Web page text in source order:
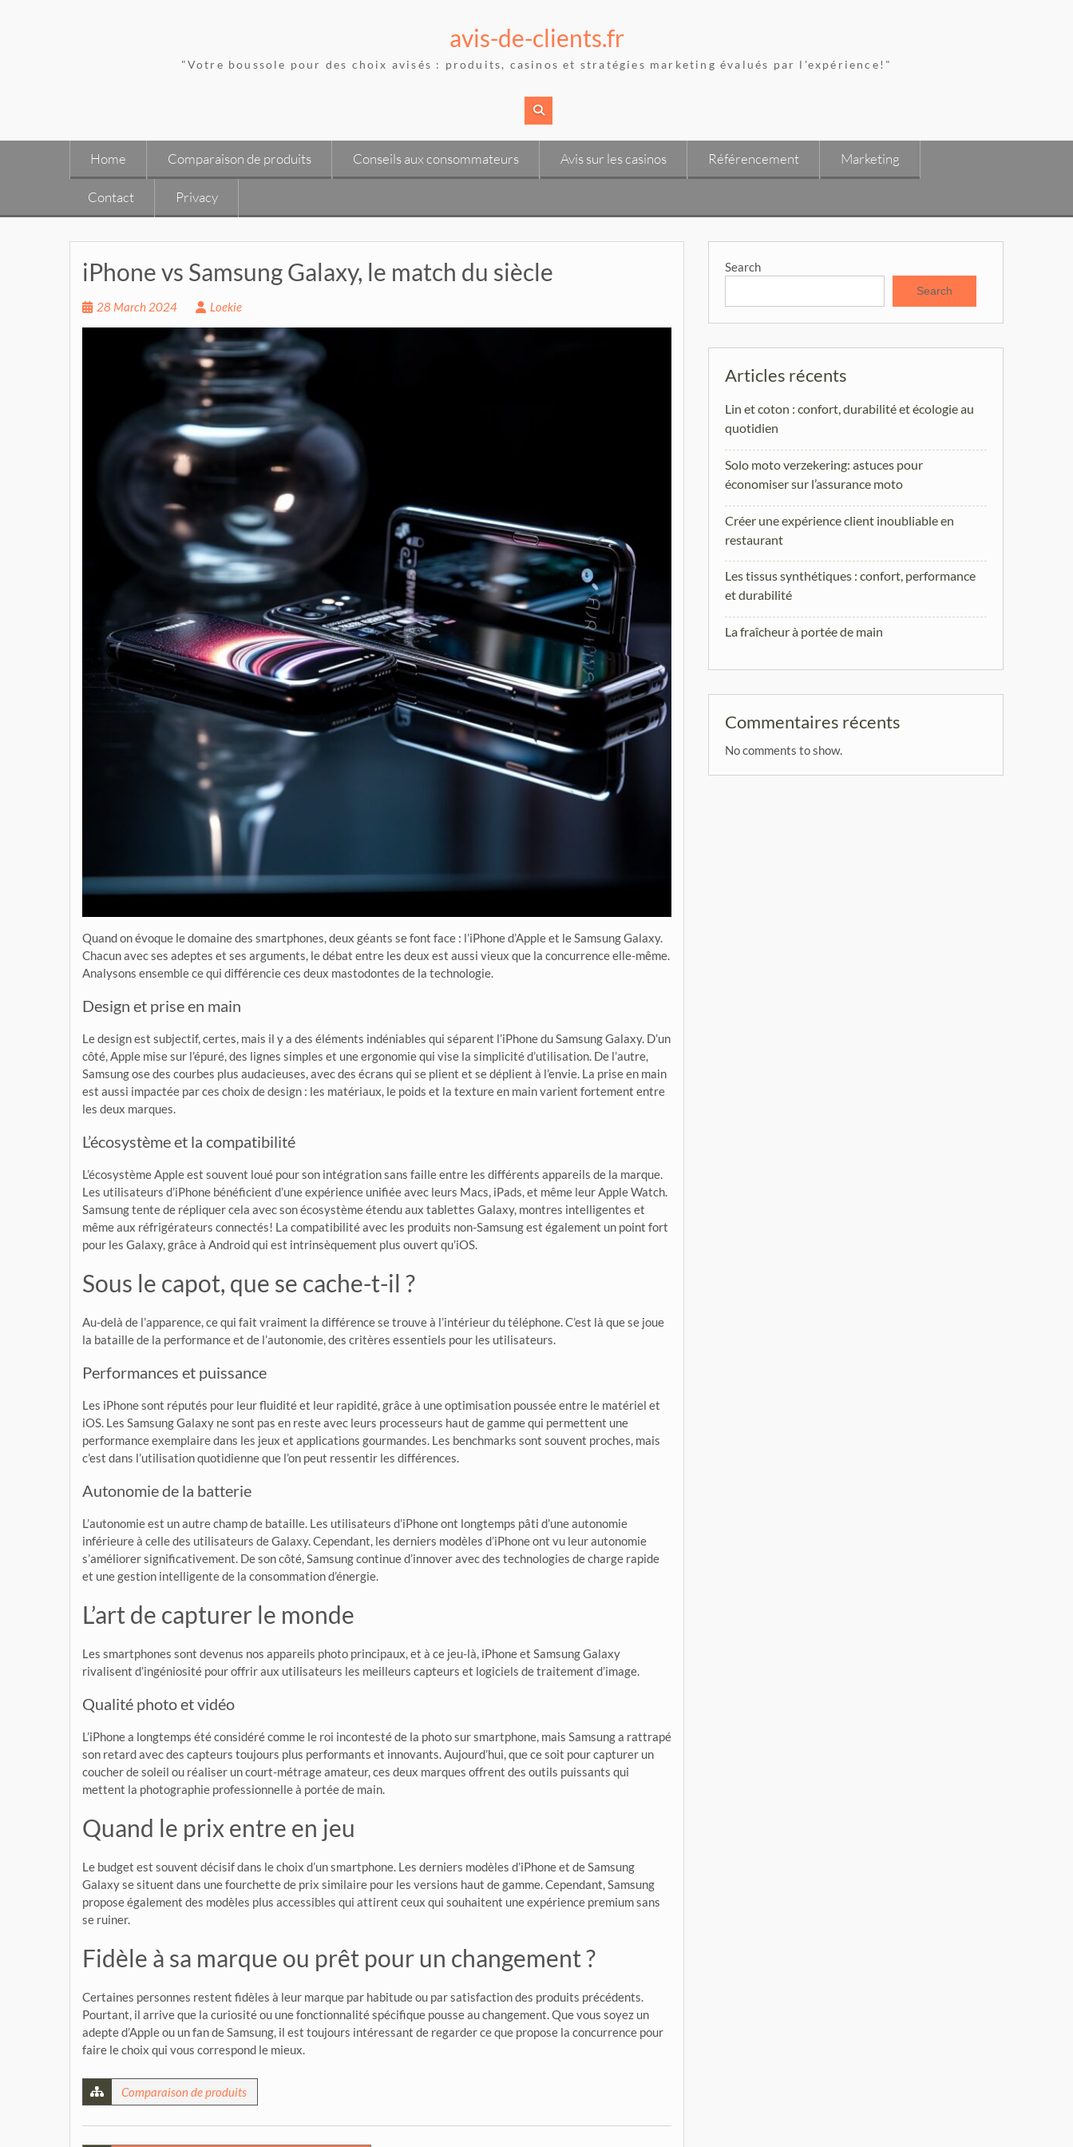
avis-de-clients.fr
"Votre boussole pour des choix avisés : produits, casinos et stratégies marketing évalués par l'expérience!"
Home Comparaison de produits Conseils aux consommateurs Avis sur les casinos Référencement Marketing
Contact Privacy
iPhone vs Samsung Galaxy, le match du siècle
28 March 2024 Loekie
Quand on évoque le domaine des smartphones, deux géants se font face : l’iPhone d’Apple et le Samsung Galaxy.
Chacun avec ses adeptes et ses arguments, le débat entre les deux est aussi vieux que la concurrence elle-même.
Analysons ensemble ce qui différencie ces deux mastodontes de la technologie.
Design et prise en main
Le design est subjectif, certes, mais il y a des éléments indéniables qui séparent l’iPhone du Samsung Galaxy. D’un
côté, Apple mise sur l’épuré, des lignes simples et une ergonomie qui vise la simplicité d’utilisation. De l’autre,
Samsung ose des courbes plus audacieuses, avec des écrans qui se plient et se déplient à l’envie. La prise en main
est aussi impactée par ces choix de design : les matériaux, le poids et la texture en main varient fortement entre
les deux marques.
L’écosystème et la compatibilité
L’écosystème Apple est souvent loué pour son intégration sans faille entre les différents appareils de la marque.
Les utilisateurs d’iPhone bénéficient d’une expérience unifiée avec leurs Macs, iPads, et même leur Apple Watch.
Samsung tente de répliquer cela avec son écosystème étendu aux tablettes Galaxy, montres intelligentes et
même aux réfrigérateurs connectés! La compatibilité avec les produits non-Samsung est également un point fort
pour les Galaxy, grâce à Android qui est intrinsèquement plus ouvert qu’iOS.
Sous le capot, que se cache-t-il ?
Au-delà de l’apparence, ce qui fait vraiment la différence se trouve à l’intérieur du téléphone. C’est là que se joue
la bataille de la performance et de l’autonomie, des critères essentiels pour les utilisateurs.
Performances et puissance
Les iPhone sont réputés pour leur fluidité et leur rapidité, grâce à une optimisation poussée entre le matériel et
iOS. Les Samsung Galaxy ne sont pas en reste avec leurs processeurs haut de gamme qui permettent une
performance exemplaire dans les jeux et applications gourmandes. Les benchmarks sont souvent proches, mais
c’est dans l’utilisation quotidienne que l’on peut ressentir les différences.
Autonomie de la batterie
L’autonomie est un autre champ de bataille. Les utilisateurs d’iPhone ont longtemps pâti d’une autonomie
inférieure à celle des utilisateurs de Galaxy. Cependant, les derniers modèles d’iPhone ont vu leur autonomie
s’améliorer significativement. De son côté, Samsung continue d’innover avec des technologies de charge rapide
et une gestion intelligente de la consommation d’énergie.
L’art de capturer le monde
Les smartphones sont devenus nos appareils photo principaux, et à ce jeu-là, iPhone et Samsung Galaxy
rivalisent d’ingéniosité pour offrir aux utilisateurs les meilleurs capteurs et logiciels de traitement d’image.
Qualité photo et vidéo
L’iPhone a longtemps été considéré comme le roi incontesté de la photo sur smartphone, mais Samsung a rattrapé
son retard avec des capteurs toujours plus performants et innovants. Aujourd’hui, que ce soit pour capturer un
coucher de soleil ou réaliser un court-métrage amateur, ces deux marques offrent des outils puissants qui
mettent la photographie professionnelle à portée de main.
Quand le prix entre en jeu
Le budget est souvent décisif dans le choix d’un smartphone. Les derniers modèles d’iPhone et de Samsung
Galaxy se situent dans une fourchette de prix similaire pour les versions haut de gamme. Cependant, Samsung
propose également des modèles plus accessibles qui attirent ceux qui souhaitent une expérience premium sans
se ruiner.
Fidèle à sa marque ou prêt pour un changement ?
Certaines personnes restent fidèles à leur marque par habitude ou par satisfaction des produits précédents.
Pourtant, il arrive que la curiosité ou une fonctionnalité spécifique pousse au changement. Que vous soyez un
adepte d’Apple ou un fan de Samsung, il est toujours intéressant de regarder ce que propose la concurrence pour
faire le choix qui vous correspond le mieux.
Comparaison de produits
Search
Search
Articles récents
Lin et coton : confort, durabilité et écologie au
quotidien
Solo moto verzekering: astuces pour
économiser sur l’assurance moto
Créer une expérience client inoubliable en
restaurant
Les tissus synthétiques : confort, performance
et durabilité
La fraîcheur à portée de main
Commentaires récents
No comments to show.